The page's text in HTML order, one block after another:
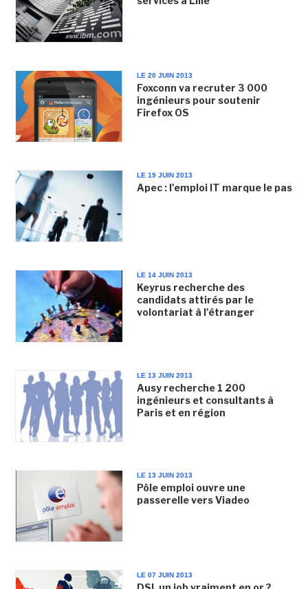
LE 20 JUIN 2013
Foxconn va recruter 3 000
ingénieurs pour soutenir
Firefox OS
LE 19 JUIN 2013
Apec : l'emploi IT marque le pas
LE 14 JUIN 2013
Keyrus recherche des
candidats attirés par le
volontariat à l'étranger
LE 13 JUIN 2013
Ausy recherche 1 200
ingénieurs et consultants à
Paris et en région
LE 13 JUIN 2013
Pôle emploi ouvre une
passerelle vers Viadeo
LE 07 JUIN 2013